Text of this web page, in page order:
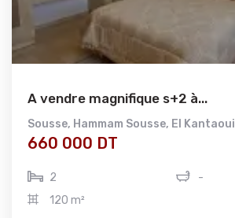
A vendre magnifique s+2 à...
Sousse, Hammam Sousse, El Kantaoui
660 000 DT
2
-
120 m²